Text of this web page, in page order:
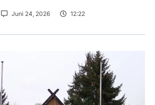
Juni 24, 2026 12:22